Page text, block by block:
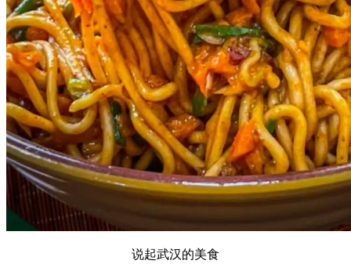
说起武汉的美食